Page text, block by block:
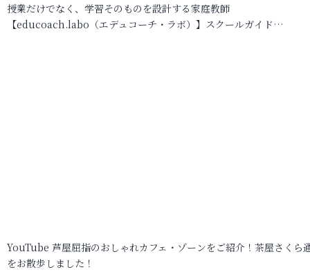
授業だけでなく、学習そのものを設計する家庭教師
【educoach.labo（エデュコーチ・ラボ）】スクールガイド…
YouTube 芦屋屈指のおしゃれカフェ・ゾーンをご紹介！茶屋さくら
をお散歩しました！